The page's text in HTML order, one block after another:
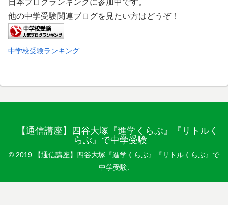
日本ブログランキングに参加中です。
他の中学受験関連ブログを見たい方はどうぞ！
中学校受験ランキング
【通信講座】四谷大塚『進学くらぶ』『リトルく
らぶ』で中学受験
© 2019 【通信講座】四谷大塚『進学くらぶ』『リトルくらぶ』で
中学受験.